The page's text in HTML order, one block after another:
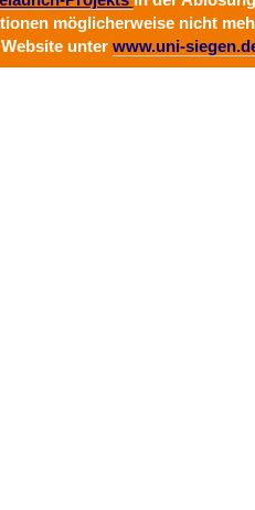
möglicherweise nicht
unter www.uni-